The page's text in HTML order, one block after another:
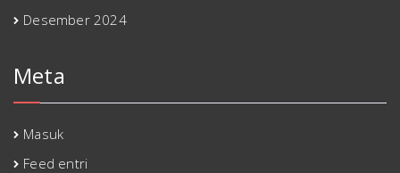
Desember 2024
Meta
Masuk
Feed entri